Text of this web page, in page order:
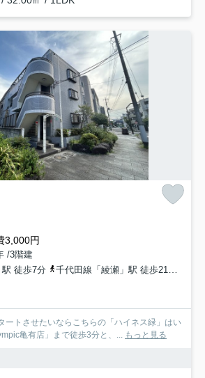
3,000円
/3階建
徒歩7分
千代田線「綾瀬」駅 徒歩21分
ートさせたいならこちらの「ハイネス緑」はい
亀有店」まで徒歩3分と、... もっと見る